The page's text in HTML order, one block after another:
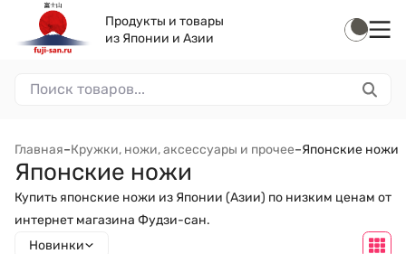
Продукты и товары
из Японии и Азии
Главная–Кружки, ножи, аксессуары и прочее–Японские ножи
Японские ножи
Купить японские ножи из Японии (Азии) по низким ценам от
интернет магазина Фудзи-сан.
Новинки